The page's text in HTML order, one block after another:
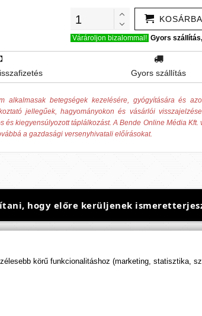
KOSÁRBA
Várároljon bizalommal! Gyors
Gyors szállítás
alkalmasak betegségek kezelésére, gyógyítására és
jellegűek, hagyományokon és vásárlói
kiegyensúlyozott táplálkozást. A Bende Online Média
a gazdasági versenyhivatali előírásokat.
hogy előre kerüljenek
körű funkcionalitáshoz (marketing, statisztika,